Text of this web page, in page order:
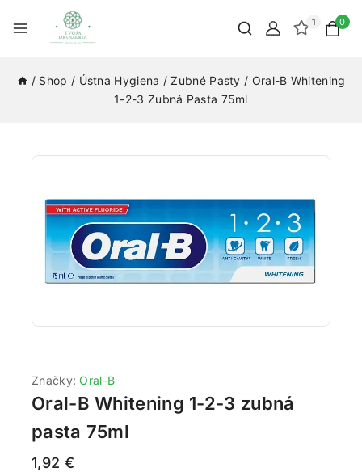
1 0
/ Shop / Ústna Hygiena / Zubné Pasty / Oral-B Whitening
1-2-3 Zubná Pasta 75ml
Značky:Oral-B
Oral-B Whitening 1-2-3 zubná
pasta 75ml
1,92 €
6 produktov predaných za posledných 11 hodín